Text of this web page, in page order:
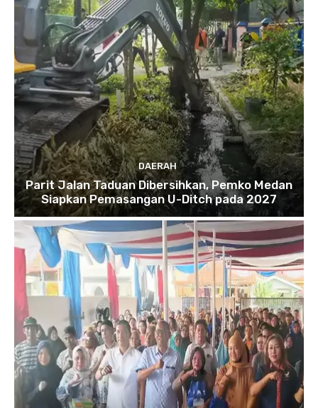
DAERAH
Parit Jalan Taduan Dibersihkan, Pemko Medan
Siapkan Pemasangan U-Ditch pada 2027